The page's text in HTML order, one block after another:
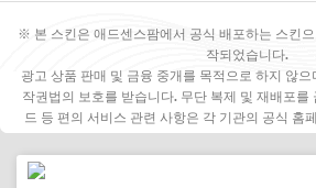
※ 본 스킨은 애드센스팜에서 공식 배포하는 스킨
작되었습니다.
광고 상품 판매 및 금융 중개를 목적으로 하지 않
작권법의 보호를 받습니다. 무단 복제 및 재배포를
드 등 편의 서비스 관련 사항은 각 기관의 공식 홈